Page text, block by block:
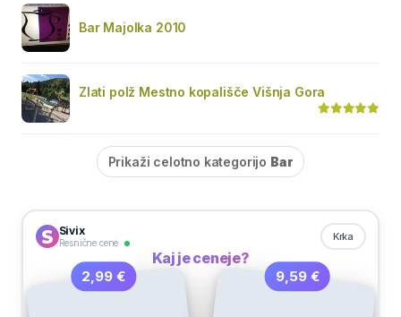
Bar Majolka 2010
Zlati polž Mestno kopališče Višnja Gora
Prikaži celotno kategorijo Bar
Sivix
Resnične cene
Krka
Kaj je ceneje?
2,99 € 9,59 €